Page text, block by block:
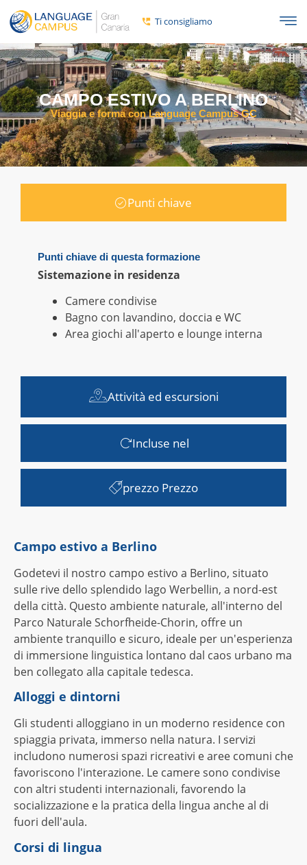
Ti consigliamo
CAMPO ESTIVO A BERLINO
Viaggia e forma con Language Campus GC
Punti chiave
Attività ed escursioni
Incluse nel
prezzo Prezzo
Punti chiave di questa formazione
Sistemazione in residenza
Camere condivise
Bagno con lavandino, doccia e WC
Area giochi all'aperto e lounge interna
Campo estivo a Berlino
Godetevi il nostro campo estivo a Berlino, situato
sulle rive dello splendido lago Werbellin, a nord-est
della città. Questo ambiente naturale, all'interno del
Parco Naturale Schorfheide-Chorin, offre un
ambiente tranquillo e sicuro, ideale per un'esperienza
di immersione linguistica lontano dal caos urbano ma
ben collegato alla capitale tedesca.
Alloggi e dintorni
Gli studenti alloggiano in un moderno residence con
spiaggia privata, immerso nella natura. I servizi
includono numerosi spazi ricreativi e aree comuni che
favoriscono l'interazione. Le camere sono condivise
con altri studenti internazionali, favorendo la
socializzazione e la pratica della lingua anche al di
fuori dell'aula.
Corsi di lingua